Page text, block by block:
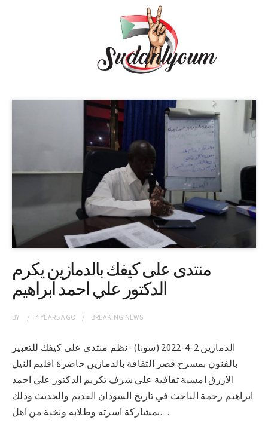
منتدى على كيفك بالدمازين يكرم
الدكتور علي احمد ابراهيم
BY 4 YEARSAGO BREAKING NEWS
الدمازين 2-4-2022 (سونا)- نظم منتدى على كيفك للتعبير
بالفنون بمسرح قصر الثقافة بالدمازين حاضرة اقليم النيل
الازرق امسية ثقافية علي شرف تكريم الدكتور علي احمد
ابراهيم رحمة الباحث في تاريخ السودان القديم والحديث وذلك
بمشاركة اسرته وطلابه ونخبة من اهل…